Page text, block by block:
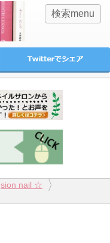
検索menu
sion nail ☆